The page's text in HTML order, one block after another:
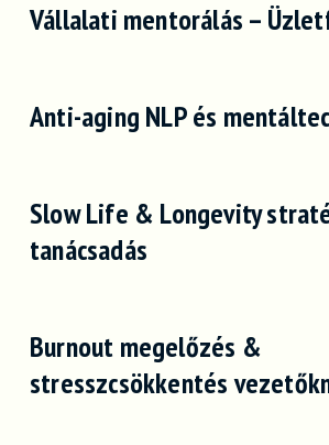
Vállalati mentorálás –
Anti-aging NLP és
Slow Life & Longevity
tanácsadás
Burnout megelőzés &
stresszcsökkentés